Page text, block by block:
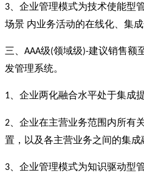
3 、企业管理模式为技术使能
场景 内业务活动的在线化、集
三、 AAA级(领域级)-建议销售额
发管理系统。
1 、企业两化融合水平处于集成
2 、企业在主营业务范围内所
置，以及各主营业务之间的集
3 、企业管理模式为知识驱动